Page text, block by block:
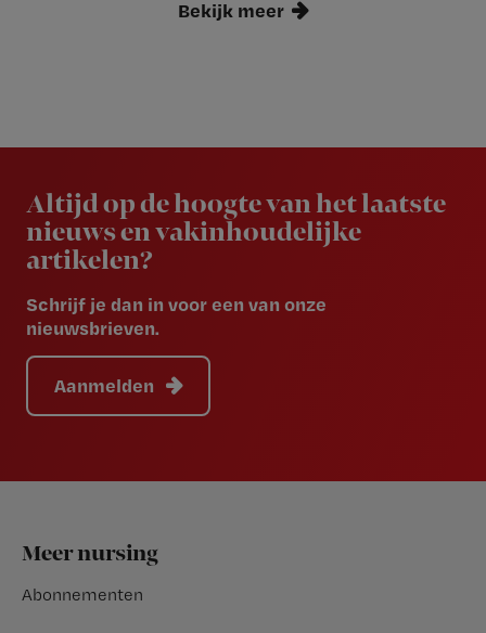
Bekijk meer
Altijd op de hoogte van het laatste
nieuws en vakinhoudelijke
artikelen?
Schrijf je dan in voor een van onze
nieuwsbrieven.
Aanmelden
Footer
Meer nursing
Abonnementen